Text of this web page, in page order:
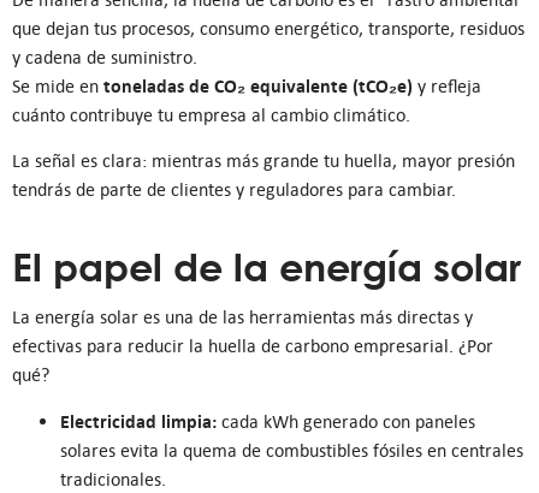
que dejan tus procesos, consumo energético, transporte, residuos
y cadena de suministro.
Se mide en toneladas de CO₂ equivalente (tCO₂e) y refleja
cuánto contribuye tu empresa al cambio climático.
La señal es clara: mientras más grande tu huella, mayor presión
tendrás de parte de clientes y reguladores para cambiar.
El papel de la energía solar
La energía solar es una de las herramientas más directas y
efectivas para reducir la huella de carbono empresarial. ¿Por
qué?
Electricidad limpia: cada kWh generado con paneles
solares evita la quema de combustibles fósiles en centrales
tradicionales.